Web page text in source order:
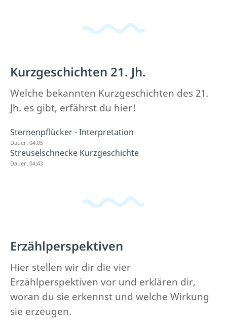
Kurzgeschichten 21. Jh.
Welche bekannten Kurzgeschichten des 21.
Jh. es gibt, erfährst du hier!
Sternenpflücker - Interpretation
Dauer: 04:05
Streuselschnecke Kurzgeschichte
Dauer: 04:43
Erzählperspektiven
Hier stellen wir dir die vier
Erzählperspektiven vor und erklären dir,
woran du sie erkennst und welche Wirkung
sie erzeugen.